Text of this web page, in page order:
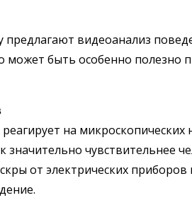
предлагают видеоанализ
может быть особенно полезно
на
значительно чувствительнее
от электрических